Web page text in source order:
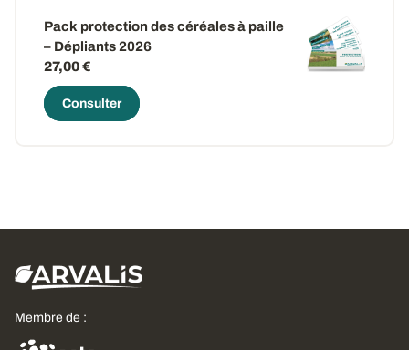
Pack protection des céréales à paille
– Dépliants 2026
27,00 €
Consulter
Membre de :